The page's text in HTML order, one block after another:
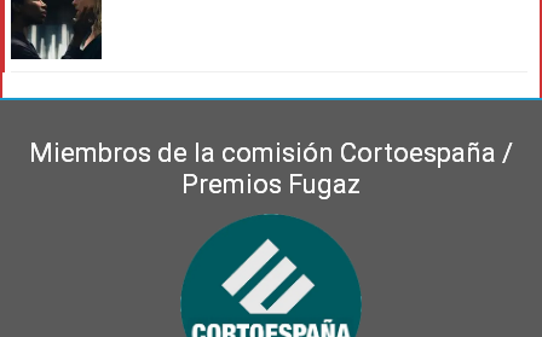
Miembros de la comisión Cortoespaña /
Premios Fugaz